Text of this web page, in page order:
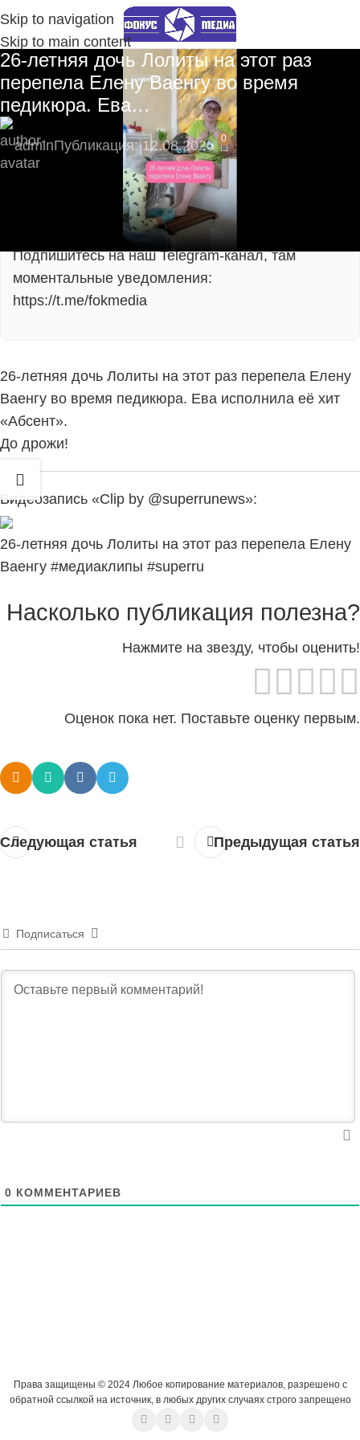
Skip to navigation
Skip to main content
26-летняя дочь Лолиты на этот раз
перепела Елену Ваенгу во время
педикюра. Ева…
adminПубликация: 12.08.2025 0
🔥 Пока нас мало — вы сможете напрямую
влиять на развитие сообщества!
Подпишитесь на наш Telegram-канал, там
моментальные уведомления:
https://t.me/fokmedia
26-летняя дочь Лолиты на этот раз перепела Елену
Ваенгу во время педикюра. Ева исполнила её хит
«Абсент».
До дрожи!
Видеозапись «Clip by @superrunews»:
26-летняя дочь Лолиты на этот раз перепела Елену
Ваенгу #медиаклипы #superru
Насколько публикация полезна?
Нажмите на звезду, чтобы оценить!
Оценок пока нет. Поставьте оценку первым.
Следующая статья Предыдущая статья
Подписаться
0 КОММЕНТАРИЕВ
Права защищены © 2024 Любое копирование материалов, разрешено с
обратной ссылкой на источник, в любых других случаях строго запрещено